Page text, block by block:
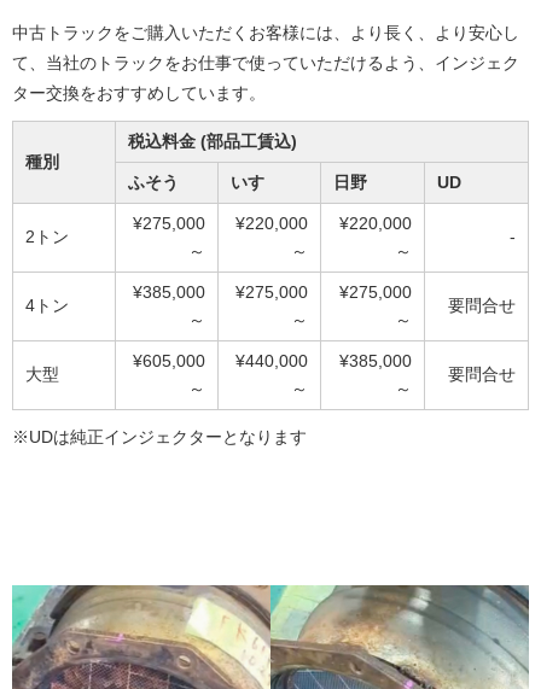
中古トラックをご購入いただくお客様には、より長く、より安心し
て、当社のトラックをお仕事で使っていただけるよう、インジェク
ター交換をおすすめしています。
種別
税込料金 (部品工賃込)
ふそう いすゞ 日野 UD
2トン
¥275,000
～
¥220,000
～
¥220,000
～
-
4トン
¥385,000
～
¥275,000
～
¥275,000
～
要問合せ
大型
¥605,000
～
¥440,000
～
¥385,000
～
要問合せ
※UDは純正インジェクターとなります